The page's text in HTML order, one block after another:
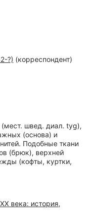
?) (корреспондент)
швед. диал. tyg),
(основа) и
Подобные ткани
(брюк), верхней
(кофты, куртки,
века: история,